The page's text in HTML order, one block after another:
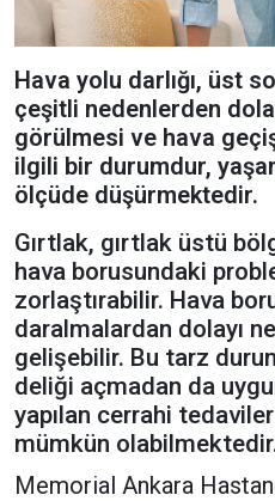
Hava yolu darlığı, üst
çeşitli nedenlerden
görülmesi ve hava
ilgili bir durumdur,
ölçüde düşürmektedir.
Gırtlak, gırtlak üstü
hava borusundaki
zorlaştırabilir. Hava
daralmalardan dolayı
gelişebilir. Bu tarz
deliği açmadan da
yapılan cerrahi
mümkün
Memorial Ankara